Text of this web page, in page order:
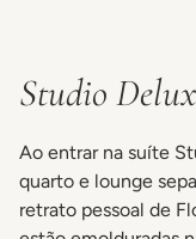
Studio
Ao entrar na suíte
quarto e lounge
retrato pessoal de